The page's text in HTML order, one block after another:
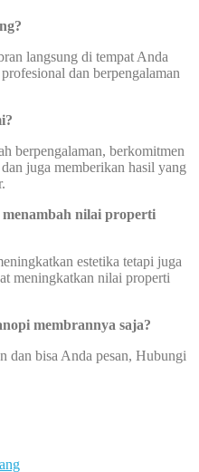
langsung di tempat Anda
dan berpengalaman
berpengalaman, berkomitmen
juga memberikan hasil yang
nilai properti
estetika tetapi juga
meningkatkan nilai properti
membrannya saja?
dan bisa Anda pesan, Hubungi